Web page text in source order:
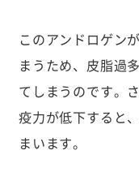
このアンドロゲン
まうため、皮脂過
てしまうのです。
疫力が低下すると
まいます。